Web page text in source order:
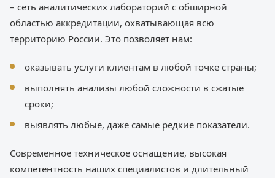
– сеть аналитических лабораторий с обширной
областью аккредитации, охватывающая всю
территорию России. Это позволяет нам:
оказывать услуги клиентам в любой точке страны;
выполнять анализы любой сложности в сжатые
сроки;
выявлять любые, даже самые редкие показатели.
Современное техническое оснащение, высокая
компетентность наших специалистов и длительный